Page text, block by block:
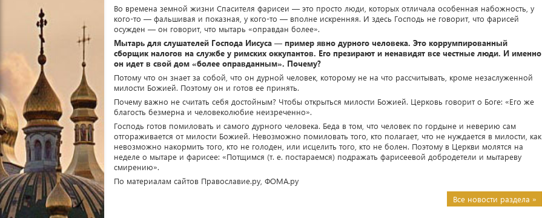
Во времена земной жизни Спасителя фарисеи — это просто люди, которых отличала особенная набожность, у
кого-то — фальшивая и показная, у кого-то — вполне искренняя. И здесь Господь не говорит, что фарисей
осужден — он говорит, что мытарь «оправдан более».
Мытарь для слушателей Господа Иисуса — пример явно дурного человека. Это коррумпированный
сборщик налогов на службе у римских оккупантов. Его презирают и ненавидят все честные люди. И именно
он идет в свой дом «более оправданным». Почему?
Потому что он знает за собой, что он дурной человек, которому не на что рассчитывать, кроме незаслуженной
милости Божией. Поэтому он и готов ее принять.
Почему важно не считать себя достойным? Чтобы открыться милости Божией. Церковь говорит о Боге: «Его же
благость безмерна и человеколюбие неизреченно».
Господь готов помиловать и самого дурного человека. Беда в том, что человек по гордыне и неверию сам
отгораживается от милости Божией. Невозможно помиловать того, кто полагает, что не нуждается в милости, как
невозможно накормить того, кто не голоден, или исцелить того, кто не болен. Поэтому в Церкви молятся на
неделе о мытаре и фарисее: «Потщимся (т. е. постараемся) подражать фарисеевой добродетели и мытареву
смирению».
По материалам сайтов Православие.ру, ФОМА.ру
Все новости раздела »